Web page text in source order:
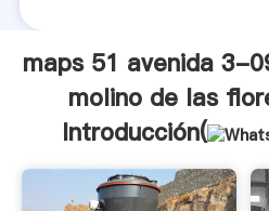
maps 51 avenida 3-
molino de las
Introducción(